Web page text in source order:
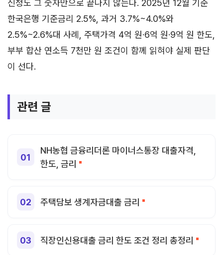
신청도 그 숫자만으로 끝나지 않는다. 2025년 12월 기준
한국은행 기준금리 2.5%, 과거 3.7%~4.0%와
2.5%~2.6%대 사례, 주택가격 4억 원·6억 원·9억 원 한도,
부부 합산 연소득 7천만 원 조건이 함께 읽혀야 실제 판단
이 선다.
관련 글
NH농협 금융리더론 마이너스통장 대출자격,
한도, 금리
주택담보 생계자금대출 금리
직장인신용대출 금리 한도 조건 정리 총정리